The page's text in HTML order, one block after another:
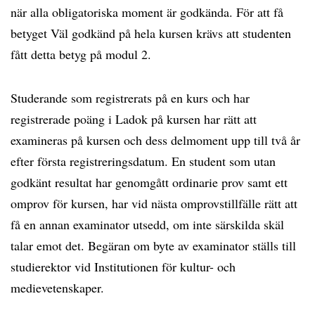
när alla obligatoriska moment är godkända. För att få
betyget Väl godkänd på hela kursen krävs att studenten
fått detta betyg på modul 2.
Studerande som registrerats på en kurs och har
registrerade poäng i Ladok på kursen har rätt att
examineras på kursen och dess delmoment upp till två år
efter första registreringsdatum. En student som utan
godkänt resultat har genomgått ordinarie prov samt ett
omprov för kursen, har vid nästa omprovstillfälle rätt att
få en annan examinator utsedd, om inte särskilda skäl
talar emot det. Begäran om byte av examinator ställs till
studierektor vid Institutionen för kultur- och
medievetenskaper.